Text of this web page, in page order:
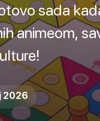
sada
animeom,
2026